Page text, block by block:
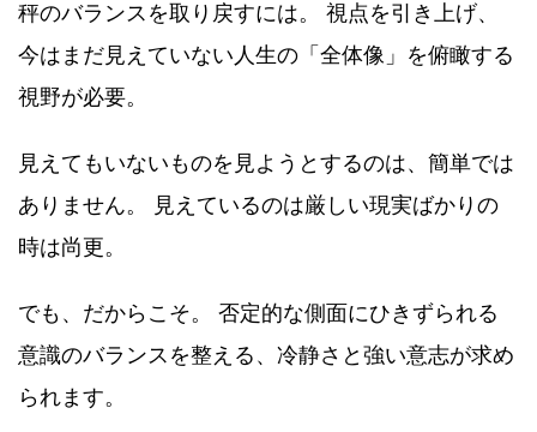
秤のバランスを取り戻すには。 視点を引き上げ、
今はまだ見えていない人生の「全体像」を俯瞰する
視野が必要。
見えてもいないものを見ようとするのは、簡単では
ありません。 見えているのは厳しい現実ばかりの
時は尚更。
でも、だからこそ。 否定的な側面にひきずられる
意識のバランスを整える、冷静さと強い意志が求め
られます。